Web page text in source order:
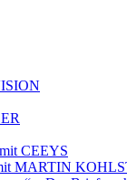
CEEYS
mit MARTIN